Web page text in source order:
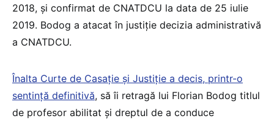
2018, şi confirmat de CNATDCU la data de 25 iulie
2019. Bodog a atacat în justiție decizia administrativă
a CNATDCU.
Înalta Curte de Casaţie şi Justiţie a decis, printr-o
sentință definitivă, să îi retragă lui Florian Bodog titlul
de profesor abilitat şi dreptul de a conduce